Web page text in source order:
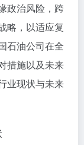
政治风险，跨
略，以适应复
石油公司在全
措施以及未来
业现状与未来